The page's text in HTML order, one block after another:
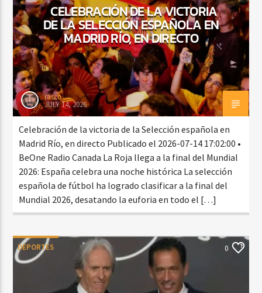
CELEBRACIÓN DE LA VICTORIA
DE LA SELECCIÓN ESPAÑOLA EN
MADRID RÍO, EN DIRECTO
rasco
JULY 14, 2026
Celebración de la victoria de la Selección española en
Madrid Río, en directo Publicado el 2026-07-14 17:02:00 •
BeOne Radio Canada La Roja llega a la final del Mundial
2026: España celebra una noche histórica La selección
española de fútbol ha logrado clasificar a la final del
Mundial 2026, desatando la euforia en todo el […]
DEPORTES 0